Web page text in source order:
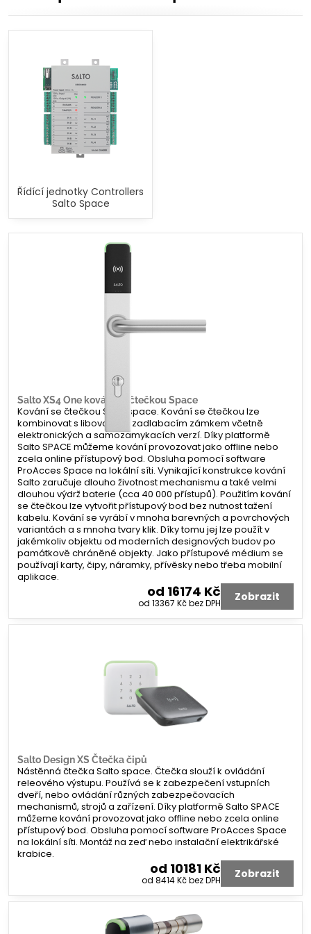
Řídící jednotky Controllers
Salto Space
Salto XS4 One kování se čtečkou Space
Kování se čtečkou Salto space. Kování se čtečkou lze
kombinovat s libovolným zadlabacím zámkem včetně
elektronických a samozamykacích verzí. Díky platformě
Salto SPACE můžeme kování provozovat jako offline nebo
zcela online přístupový bod. Obsluha pomocí software
ProAcces Space na lokální síti. Vynikající konstrukce kování
Salto zaručuje dlouho životnost mechanismu a také velmi
dlouhou výdrž baterie (cca 40 000 přístupů). Použitím kování
se čtečkou lze vytvořit přístupový bod bez nutnost tažení
kabelu. Kování se vyrábí v mnoha barevných a povrchových
variantách a s mnoha tvary klik. Díky tomu jej lze použít v
jakémkoliv objektu od moderních designových budov po
památkově chráněné objekty. Jako přístupové médium se
používají karty, čipy, náramky, přívěsky nebo třeba mobilní
aplikace.
od 16174 Kč
od 13367 Kčbez DPH Zobrazit
Salto Design XS Čtečka čipů
Nástěnná čtečka Salto space. Čtečka slouží k ovládání
releového výstupu. Používá se k zabezpečení vstupních
dveří, nebo ovládání různých zabezpečovacích
mechanismů, strojů a zařízení. Díky platformě Salto SPACE
můžeme kování provozovat jako offline nebo zcela online
přístupový bod. Obsluha pomocí software ProAcces Space
na lokální síti. Montáž na zeď nebo instalační elektrikářské
krabice.
od 10181 Kč
od 8414 Kčbez DPH Zobrazit